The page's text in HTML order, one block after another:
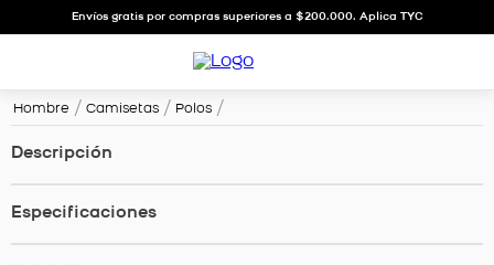
Envíos gratis por compras superiores a $200.000. Aplica TYC
Hombre Camisetas Polos
Descripción
Especificaciones